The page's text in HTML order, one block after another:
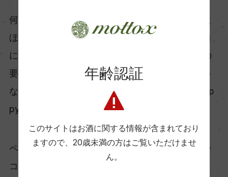
何気ない日常の中で起こる人との出会い、星の数
ほどあるワインの中から巡り合うワイン、直感的
に惚れる音楽。私にとってそれらは全てHappyの
要素。そのひとつひとつの幸せを素直に噛み締め
ながら、自分らしく進んで行きたい。“Crazy Hap
py”な人生を目指して...！
ペアリングワイン: マート フリッツァンテ ビアン
コ
年齢認証
このサイトはお酒に関する情報が含まれており
ますので、 20歳未満の方はご覧いただけませ
ん。